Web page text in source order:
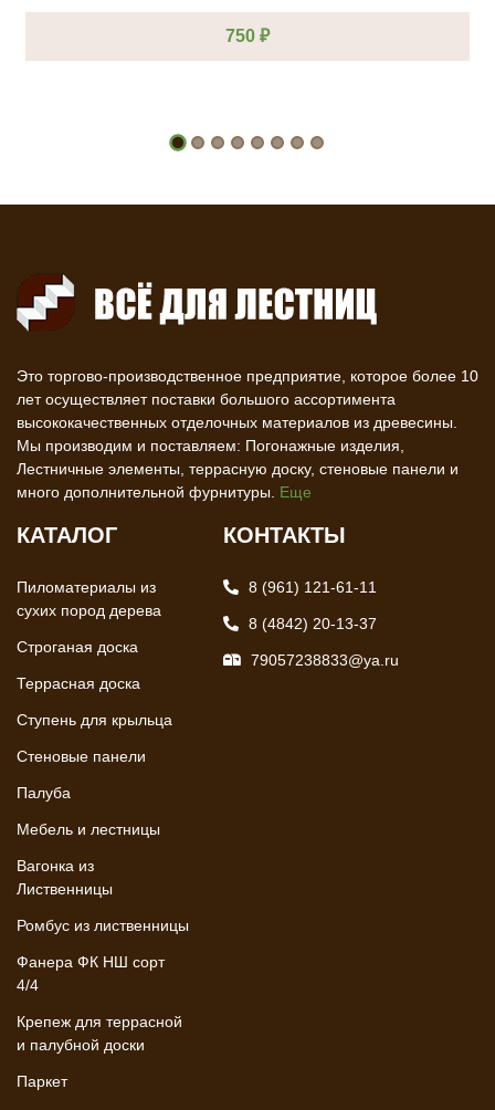
750 ₽
Это торгово-производственное предприятие, которое более 10
лет осуществляет поставки большого ассортимента
высококачественных отделочных материалов из древесины.
Мы производим и поставляем: Погонажные изделия,
Лестничные элементы, террасную доску, стеновые панели и
много дополнительной фурнитуры. Еще
КАТАЛОГ
Пиломатериалы из
сухих пород дерева
Строганая доска
Террасная доска
Ступень для крыльца
Стеновые панели
Палуба
Мебель и лестницы
Вагонка из
Лиственницы
Ромбус из лиственницы
Фанера ФК НШ сорт
4/4
Крепеж для террасной
и палубной доски
Паркет
КОНТАКТЫ
8 (961) 121-61-11
8 (4842) 20-13-37
79057238833@ya.ru